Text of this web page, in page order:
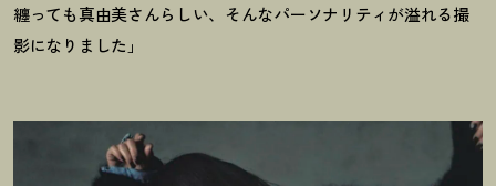
纏っても真由美さんらしい、そんなパーソナリティが溢れる撮
影になりました」